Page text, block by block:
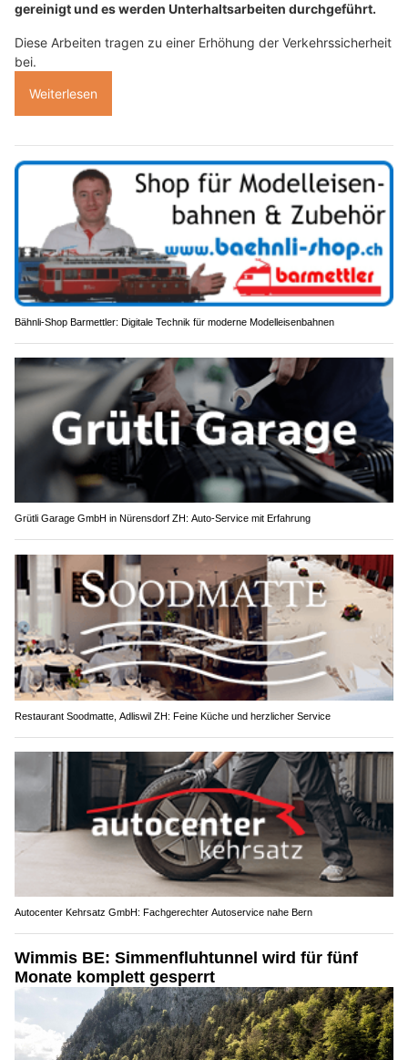
gereinigt und es werden Unterhaltsarbeiten durchgeführt.
Diese Arbeiten tragen zu einer Erhöhung der Verkehrssicherheit
bei.
Weiterlesen
Bähnli-Shop Barmettler: Digitale Technik für moderne Modelleisenbahnen
Grütli Garage GmbH in Nürensdorf ZH: Auto-Service mit Erfahrung
Restaurant Soodmatte, Adliswil ZH: Feine Küche und herzlicher Service
Autocenter Kehrsatz GmbH: Fachgerechter Autoservice nahe Bern
Wimmis BE: Simmenfluhtunnel wird für fünf
Monate komplett gesperrt